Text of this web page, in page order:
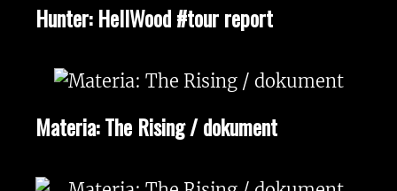
Hunter: HellWood #tour report
Materia: The Rising / dokument